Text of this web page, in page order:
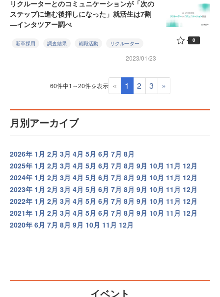
リクルーターとのコミュニケーションが「次の
ステップに進む後押しになった」就活生は7割
―インタツアー調べ
新卒採用 調査結果 就職活動 リクルーター
2023/01/23
0
60件中1～20件を表示 « 1 2 3 »
月別アーカイブ
2026年 1月 2月 3月 4月 5月 6月 7月 8月
2025年 1月 2月 3月 4月 5月 6月 7月 8月 9月 10月 11月 12月
2024年 1月 2月 3月 4月 5月 6月 7月 8月 9月 10月 11月 12月
2023年 1月 2月 3月 4月 5月 6月 7月 8月 9月 10月 11月 12月
2022年 1月 2月 3月 4月 5月 6月 7月 8月 9月 10月 11月 12月
2021年 1月 2月 3月 4月 5月 6月 7月 8月 9月 10月 11月 12月
2020年 6月 7月 8月 9月 10月 11月 12月
イベント